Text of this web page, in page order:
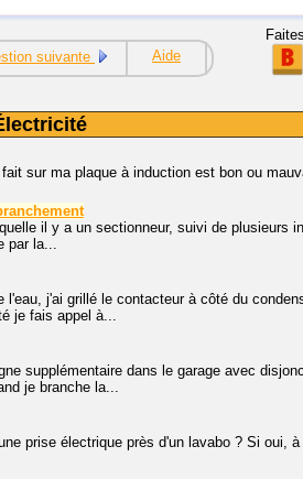
suivante Aide
sur ma plaque à induction est bon ou
il y a un sectionneur, suivi de plusieurs
par la...
j'ai grillé le contacteur à côté du
je fais appel à...
supplémentaire dans le garage avec
je branche la...
prise électrique près d'un lavabo ? Si oui,